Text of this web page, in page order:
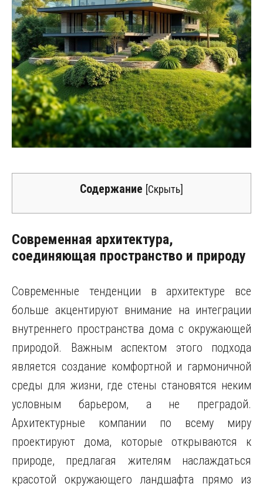
Содержание [Скрыть]
Современная архитектура,
соединяющая пространство и природу
Современные тенденции в архитектуре все
больше акцентируют внимание на интеграции
внутреннего пространства дома с окружающей
природой. Важным аспектом этого подхода
является создание комфортной и гармоничной
среды для жизни, где стены становятся неким
условным барьером, а не преградой.
Архитектурные компании по всему миру
проектируют дома, которые открываются к
природе, предлагая жителям наслаждаться
красотой окружающего ландшафта прямо из